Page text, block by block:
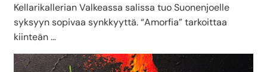
Kellarikallerian Valkeassa salissa tuo Suonenjoelle
syksyyn sopivaa synkkyyttä. “Amorfia” tarkoittaa
kiinteän …